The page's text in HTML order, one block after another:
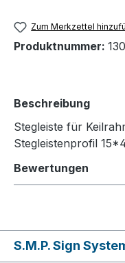
Zum Merkzettel
Produktnummer:
Beschreibung
Stegleiste für
Stegleistenprofil
Bewertungen
S.M.P. Sign